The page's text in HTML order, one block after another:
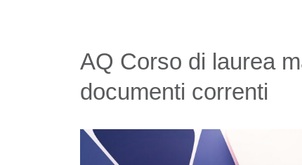
AQ Corso di laurea
documenti correnti
Immagine
Allegati
Documento